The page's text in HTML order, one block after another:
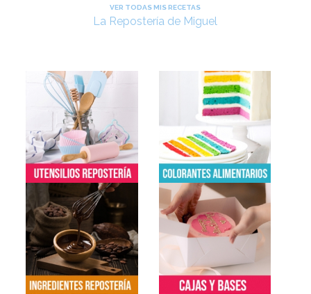
VER TODAS MIS RECETAS
La Repostería de Miguel